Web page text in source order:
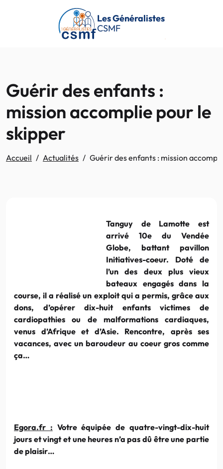
Passer au contenu principal
Les Généralistes
CSMF
Guérir des enfants :
mission accomplie pour le
skipper
Accueil Actualités Guérir des enfants : mission
Tanguy de Lamotte est
arrivé 10e du Vendée
Globe, battant pavillon
Initiatives-coeur. Doté de
l’un des deux plus vieux
bateaux engagés dans la
course, il a réalisé un exploit qui a permis, grâce aux
dons, d’opérer dix-huit enfants victimes de
cardiopathies ou de malformations cardiaques,
venus d’Afrique et d’Asie. Rencontre, après ses
vacances, avec unbaroudeur au coeurgros comme
ça…
Egora.fr : Votre équipée de quatre-vingt-dix-huit
jours et vingt et une heures n’a pas dû être une partie
de plaisir…